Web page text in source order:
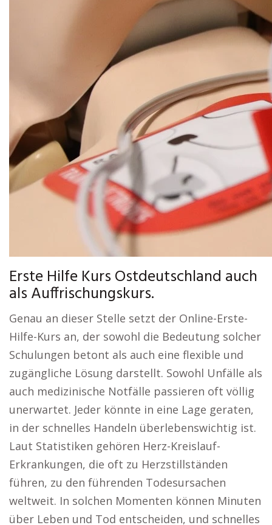
Erste Hilfe Kurs Ostdeutschland auch
als Auffrischungskurs.
Genau an dieser Stelle setzt der Online-Erste-
Hilfe-Kurs an, der sowohl die Bedeutung solcher
Schulungen betont als auch eine flexible und
zugängliche Lösung darstellt. Sowohl Unfälle als
auch medizinische Notfälle passieren oft völlig
unerwartet. Jeder könnte in eine Lage geraten,
in der schnelles Handeln überlebenswichtig ist.
Laut Statistiken gehören Herz-Kreislauf-
Erkrankungen, die oft zu Herzstillständen
führen, zu den führenden Todesursachen
weltweit. In solchen Momenten können Minuten
über Leben und Tod entscheiden, und schnelles